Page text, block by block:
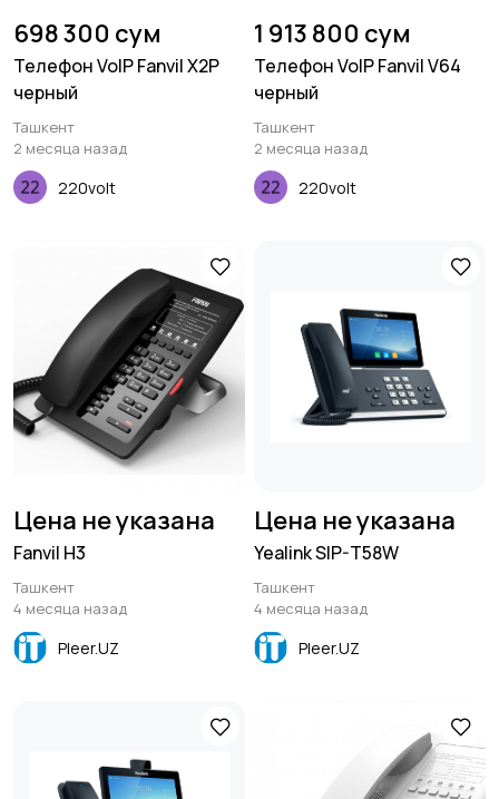
698 300 сум
Телефон VoIP Fanvil X2P
черный
Ташкент
2 месяца назад
220volt
1 913 800 сум
Телефон VoIP Fanvil V64
черный
Ташкент
2 месяца назад
220volt
Цена не указана
Fanvil H3
Ташкент
4 месяца назад
Pleer.UZ
Цена не указана
Yealink SIP-T58W
Ташкент
4 месяца назад
Pleer.UZ